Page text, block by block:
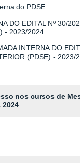
do PDSE
DO EDITAL Nº 30/
- 2023/2024
INTERNA DO
(PDSE) - 2023/
nos cursos de
2024